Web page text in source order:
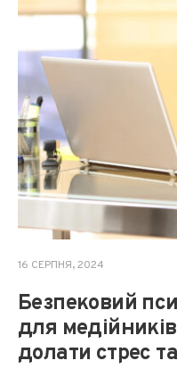
16 СЕРПНЯ, 2024
Безпековий
для
долати стрес та